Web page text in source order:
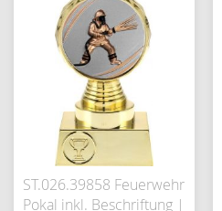
ST.026.39858 Feuerwehr
Pokal inkl. Beschriftung |